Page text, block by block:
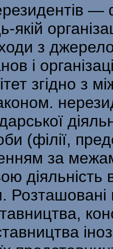
—
якій
з
і
згідно з
(філії,
за
діяльність